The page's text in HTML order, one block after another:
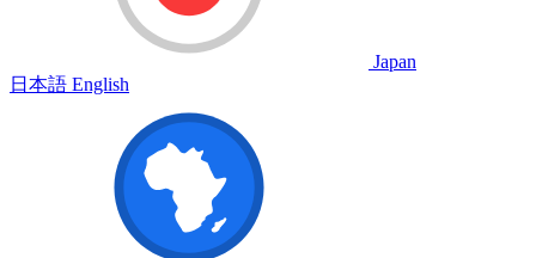
Japan
日本語 English